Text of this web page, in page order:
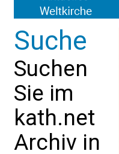
Suche
Suchen
Sie im
kath.net
Archiv in